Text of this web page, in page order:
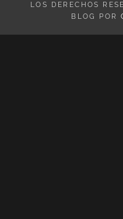
LOS DERECHOS
BLOG POR